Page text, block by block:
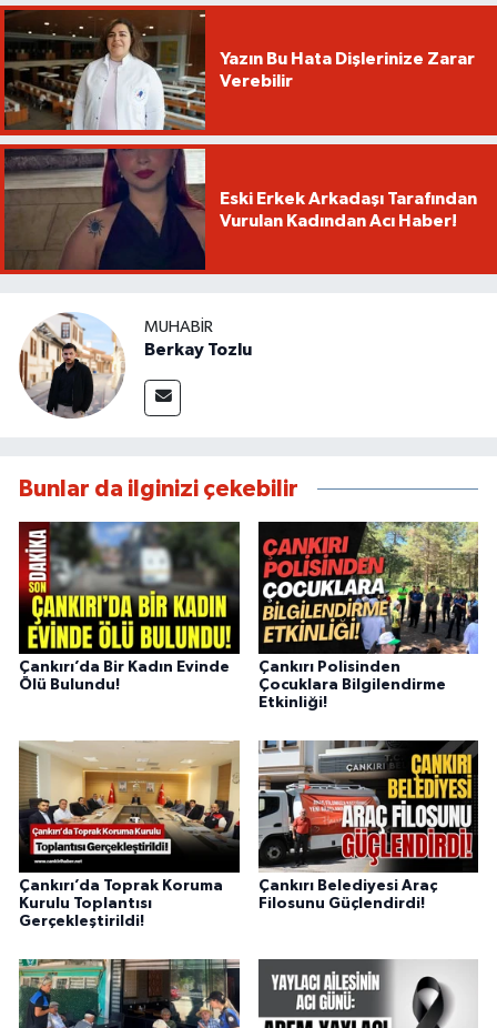
Yazın Bu Hata Dişlerinize Zarar
Verebilir
Eski Erkek Arkadaşı Tarafından
Vurulan Kadından Acı Haber!
MUHABIR
Berkay Tozlu
Bunlar da ilginizi çekebilir
Çankırı’da Bir Kadın Evinde
Ölü Bulundu!
Çankırı Polisinden
Çocuklara Bilgilendirme
Etkinliği!
Çankırı’da Toprak Koruma
Kurulu Toplantısı
Gerçekleştirildi!
Çankırı Belediyesi Araç
Filosunu Güçlendirdi!